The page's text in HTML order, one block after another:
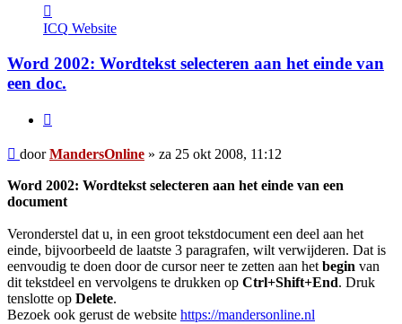
MandersOnline
ICQ Website
Word 2002: Wordtekst selecteren aan het einde van
een doc.
Bericht
doorMandersOnline » za 25 okt 2008, 11:12
Word 2002: Wordtekst selecteren aan het einde van een
document
Veronderstel dat u, in een groot tekstdocument een deel aan het
einde, bijvoorbeeld de laatste 3 paragrafen, wilt verwijderen. Dat is
eenvoudig te doen door de cursor neer te zetten aan het begin van
dit tekstdeel en vervolgens te drukken op Ctrl+Shift+End. Druk
tenslotte op Delete.
Bezoek ook gerust de website https://mandersonline.nl